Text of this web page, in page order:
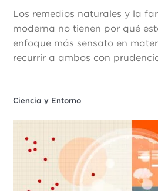
Los remedios naturales y la
moderna no tienen por qué
enfoque más sensato en
recurrir a ambos con
Ciencia y Entorno